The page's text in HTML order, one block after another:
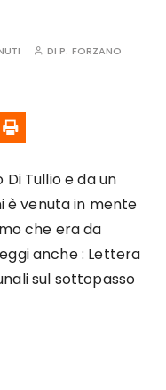
DIP. FORZANO
Di Tullio e da un
è venuta in mente
che era da
anche : Lettera
sul sottopasso